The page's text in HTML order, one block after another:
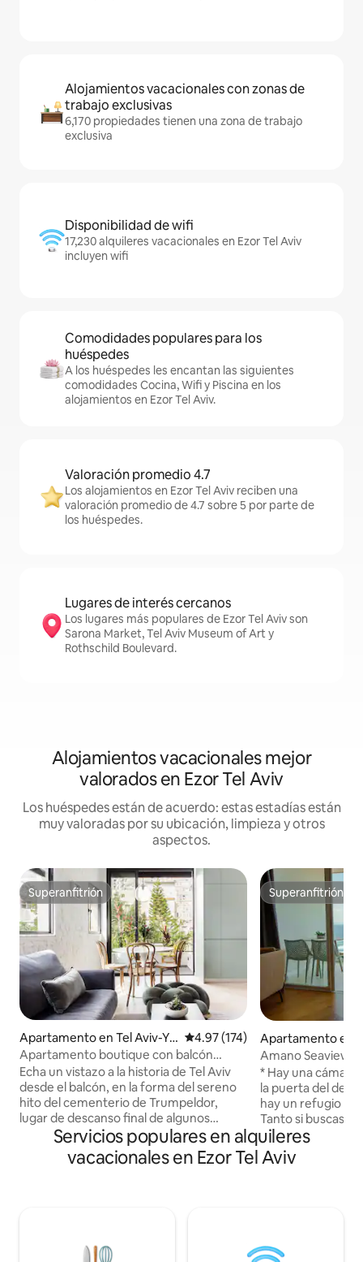
Alojamientos vacacionales con zonas de
trabajo exclusivas
6,170 propiedades tienen una zona de trabajo
exclusiva
Disponibilidad de wifi
17,230 alquileres vacacionales en Ezor Tel Aviv
incluyen wifi
Comodidades populares para los
huéspedes
A los huéspedes les encantan las siguientes
comodidades Cocina, Wifi y Piscina en los
alojamientos en Ezor Tel Aviv.
Valoración promedio 4.7
Los alojamientos en Ezor Tel Aviv reciben una
valoración promedio de 4.7 sobre 5 por parte de
los huéspedes.
Lugares de interés cercanos
Los lugares más populares de Ezor Tel Aviv son
Sarona Market, Tel Aviv Museum of Art y
Rothschild Boulevard.
Alojamientos vacacionales mejor
valorados en Ezor Tel Aviv
Los huéspedes están de acuerdo: estas estadías están
muy valoradas por su ubicación, limpieza y otros
aspectos.
Superanfitrión
Superanfitrión
Apartamento en Tel Aviv-Ya
fo
Calificación promedio: 4.97 de
4.97 (174)
Apartamento boutique con balcón
soleado en la calle Hovevei Zion
Echa un vistazo a la historia de Tel Aviv
desde el balcón, en la forma del sereno
hito del cementerio de Trumpeldor,
lugar de descanso final de algunos
conocidos israelíes. Las vistas al jardín
también abundan y hay muchos objetos
de arte de artistas y diseñadores locales.
bares y cafeterías más deseables. Ten
en cuenta que se agregará un 17% de
Superanfitrión
Superanfitrión
Apartamento en
Pituah
Amano Seaview
* Hay una
la puerta del
hay un refugio
Tanto si buscas
descansar,
simplemente
encontrarás
área de trabajo
computadora,
Servicios populares en alquileres
vacacionales en Ezor Tel Aviv